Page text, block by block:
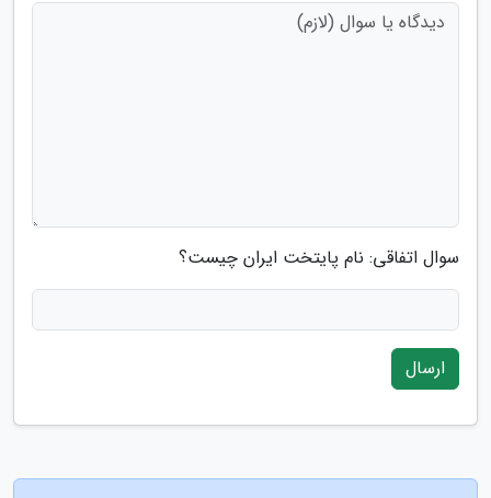
سوال اتفاقی: نام پایتخت ایران چیست؟
ارسال